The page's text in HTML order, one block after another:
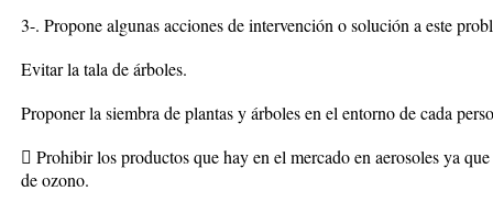
3-. Propone algunas acciones de intervención o solución a este
Evitar la tala de árboles.
Proponer la siembra de plantas y árboles en el entorno de cada
 Prohibir los productos que hay en el mercado en aerosoles ya
de ozono.